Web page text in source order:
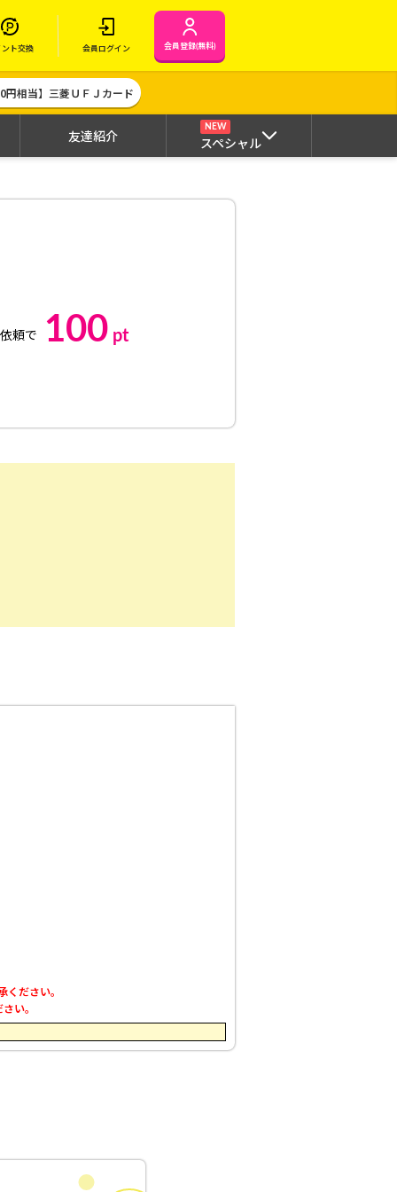
ント交換 会員ログイン 会員登録(無料)
円相当】三菱ＵＦＪカード
友達紹介
NEW
スペシャル
頼で 100 pt
ださい。
い。